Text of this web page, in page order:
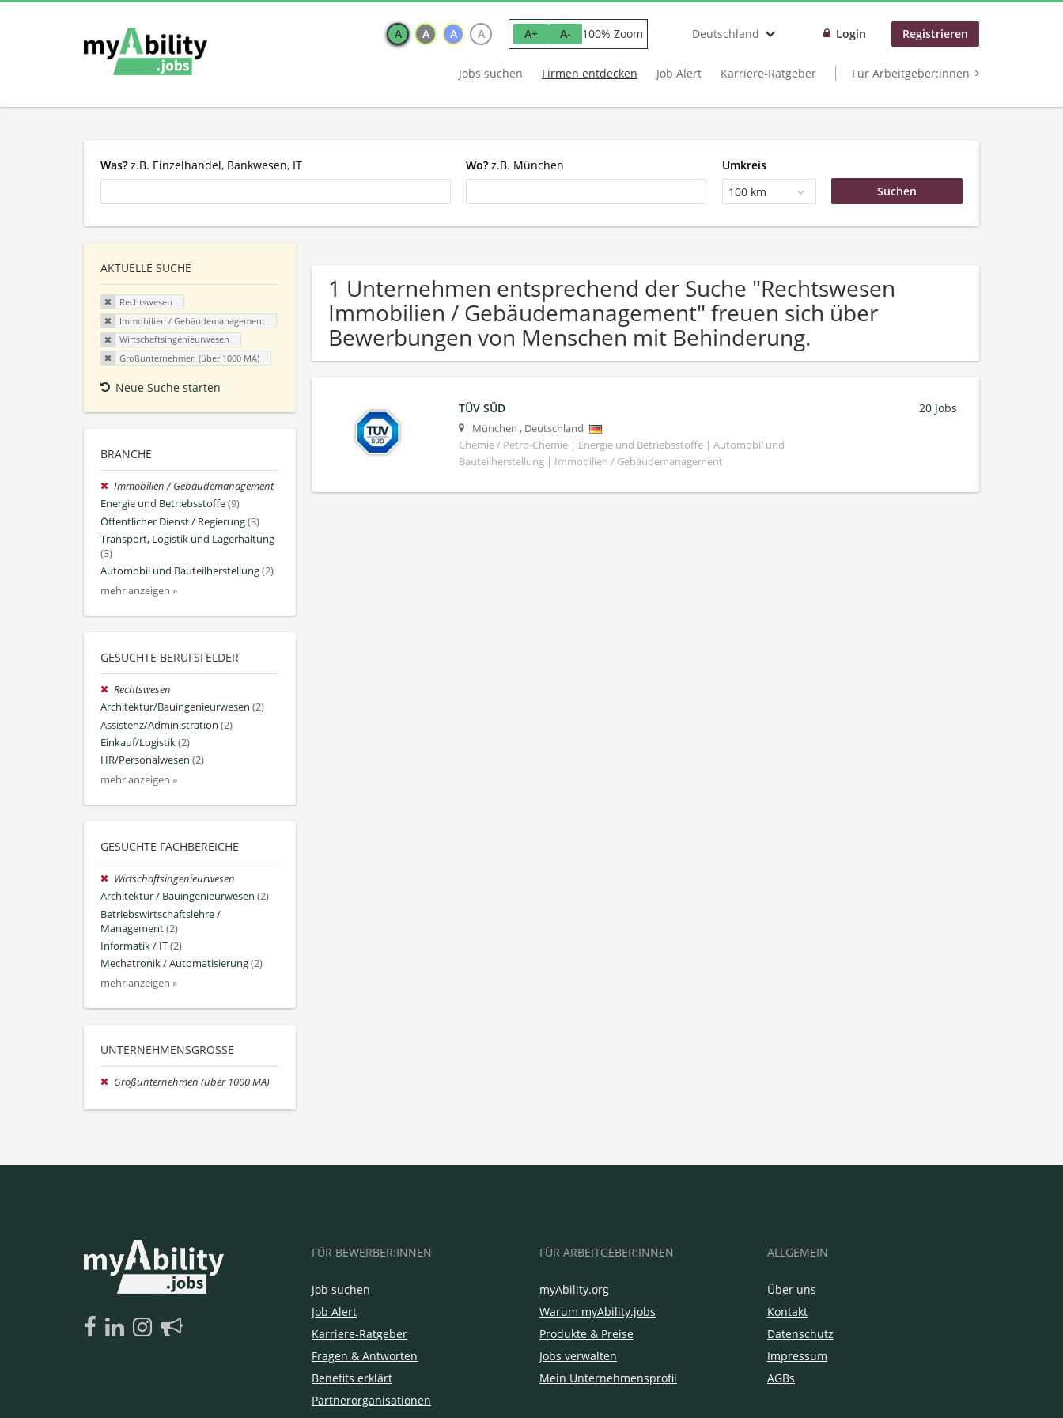
A A A A A+ A- 100% Zoom Deutschland Login Registrieren
Jobs suchen Firmen entdecken Job Alert Karriere-Ratgeber Für Arbeitgeber:innen
Was? z.B. Einzelhandel, Bankwesen, IT Wo? z.B. München
Umkreis
100 km
AKTUELLE SUCHE
Rechtswesen
Immobilien / Gebäudemanagement
Wirtschaftsingenieurwesen
Großunternehmen (über 1000 MA)
Neue Suche starten
BRANCHE
Immobilien / Gebäudemanagement
Energie und Betriebsstoffe(9)
Öffentlicher Dienst / Regierung(3)
Transport, Logistik und Lagerhaltung
(3)
Automobil und Bauteilherstellung(2)
mehr anzeigen »
GESUCHTE BERUFSFELDER
Rechtswesen
Architektur/Bauingenieurwesen (2)
Assistenz/Administration (2)
Einkauf/Logistik(2)
HR/Personalwesen (2)
mehr anzeigen »
GESUCHTE FACHBEREICHE
Wirtschaftsingenieurwesen
Architektur / Bauingenieurwesen (2)
Betriebswirtschaftslehre /
Management(2)
Informatik / IT(2)
Mechatronik / Automatisierung(2)
mehr anzeigen »
UNTERNEHMENSGRÖSSE
Großunternehmen (über 1000 MA)
1 Unternehmen entsprechend der Suche "Rechtswesen
Immobilien / Gebäudemanagement" freuen sich über
Bewerbungen von Menschen mit Behinderung.
TÜV SÜD
München , Deutschland
Chemie / Petro-Chemie | Energie und Betriebsstoffe | Automobil und
Bauteilherstellung | Immobilien / Gebäudemanagement
20 Jobs
FÜR BEWERBER:INNEN
Job suchen
Job Alert
Karriere-Ratgeber
Fragen & Antworten
Benefits erklärt
Partnerorganisationen
FÜR ARBEITGEBER:INNEN
myAbility.org
Warum myAbility.jobs
Produkte & Preise
Jobs verwalten
Mein Unternehmensprofil
ALLGEMEIN
Über uns
Kontakt
Datenschutz
Impressum
AGBs